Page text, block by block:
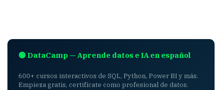
🟢 DataCamp — Aprende datos e IA en español
600+ cursos interactivos de SQL, Python, Power BI y más.
Empieza gratis, certifícate como profesional de datos.